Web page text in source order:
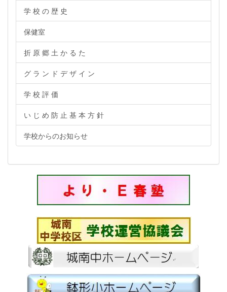
学 校 の 歴 史
保健室
折 原 郷 土 か る た
グ ラ ン ド デ ザ イ ン
学 校 評 価
い じ め 防 止 基 本 方 針
学校からのお知らせ